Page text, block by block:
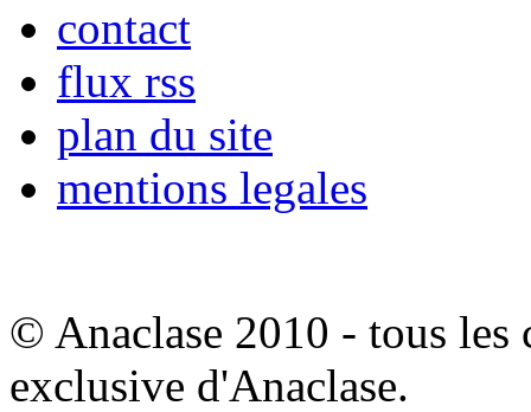
contact
flux rss
plan du site
mentions legales
© Anaclase 2010 - tous les
exclusive d'Anaclase.